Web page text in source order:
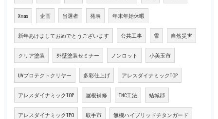
Xmas 企画 当選者 発表 年末年始休暇
新年あけましておめでとうございます 公共工事 雪 自然災害
クリア塗装 外壁塗装セミナー ノンロット 小美玉市
UVプロテクトクリヤー 多彩仕上げ アレスダイナミックTOP
アレスダイナミックTOP 屋根補修 TNC工法 結城郡
アレスダイナミックTPO 取手市 無機ハイブリッドチタンガード